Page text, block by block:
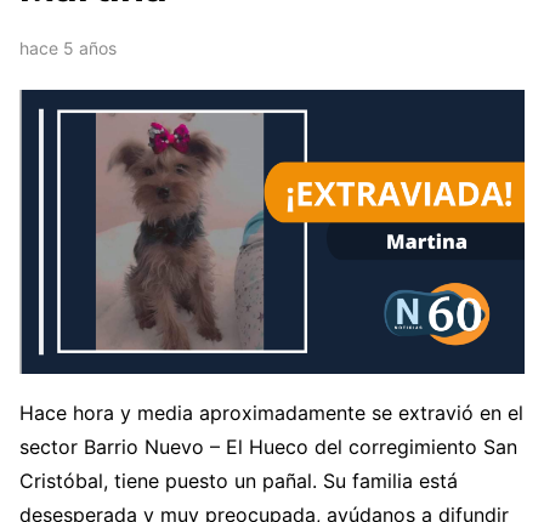
hace 5 años
Hace hora y media aproximadamente se extravió en el
sector Barrio Nuevo – El Hueco del corregimiento San
Cristóbal, tiene puesto un pañal. Su familia está
desesperada y muy preocupada, ayúdanos a difundir